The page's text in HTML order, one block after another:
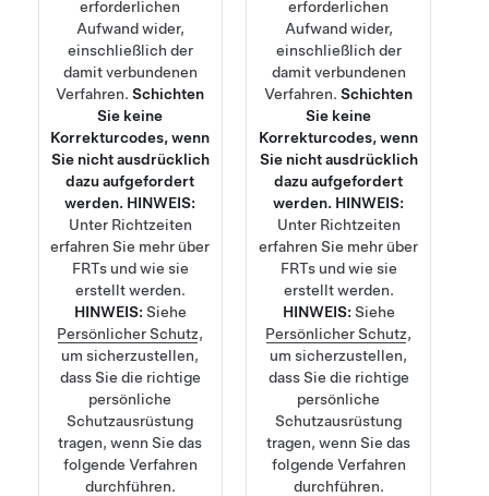
erforderlichen
Aufwand wider,
einschließlich der
damit verbundenen
Verfahren.Schichten
Sie keine
Korrekturcodes, wenn
Sie nicht ausdrücklich
dazu aufgefordert
werden. HINWEIS:
Unter Richtzeiten
erfahren Sie mehr über
FRTs und wie sie
erstellt werden.
HINWEIS: Siehe
Persönlicher Schutz,
um sicherzustellen,
dass Sie die richtige
persönliche
Schutzausrüstung
tragen, wenn Sie das
folgende Verfahren
durchführen.
erforderlichen
Aufwand wider,
einschließlich der
damit verbundenen
Verfahren.Schichten
Sie keine
Korrekturcodes, wenn
Sie nicht ausdrücklich
dazu aufgefordert
werden. HINWEIS:
Unter Richtzeiten
erfahren Sie mehr über
FRTs und wie sie
erstellt werden.
HINWEIS: Siehe
Persönlicher Schutz,
um sicherzustellen,
dass Sie die richtige
persönliche
Schutzausrüstung
tragen, wenn Sie das
folgende Verfahren
durchführen.